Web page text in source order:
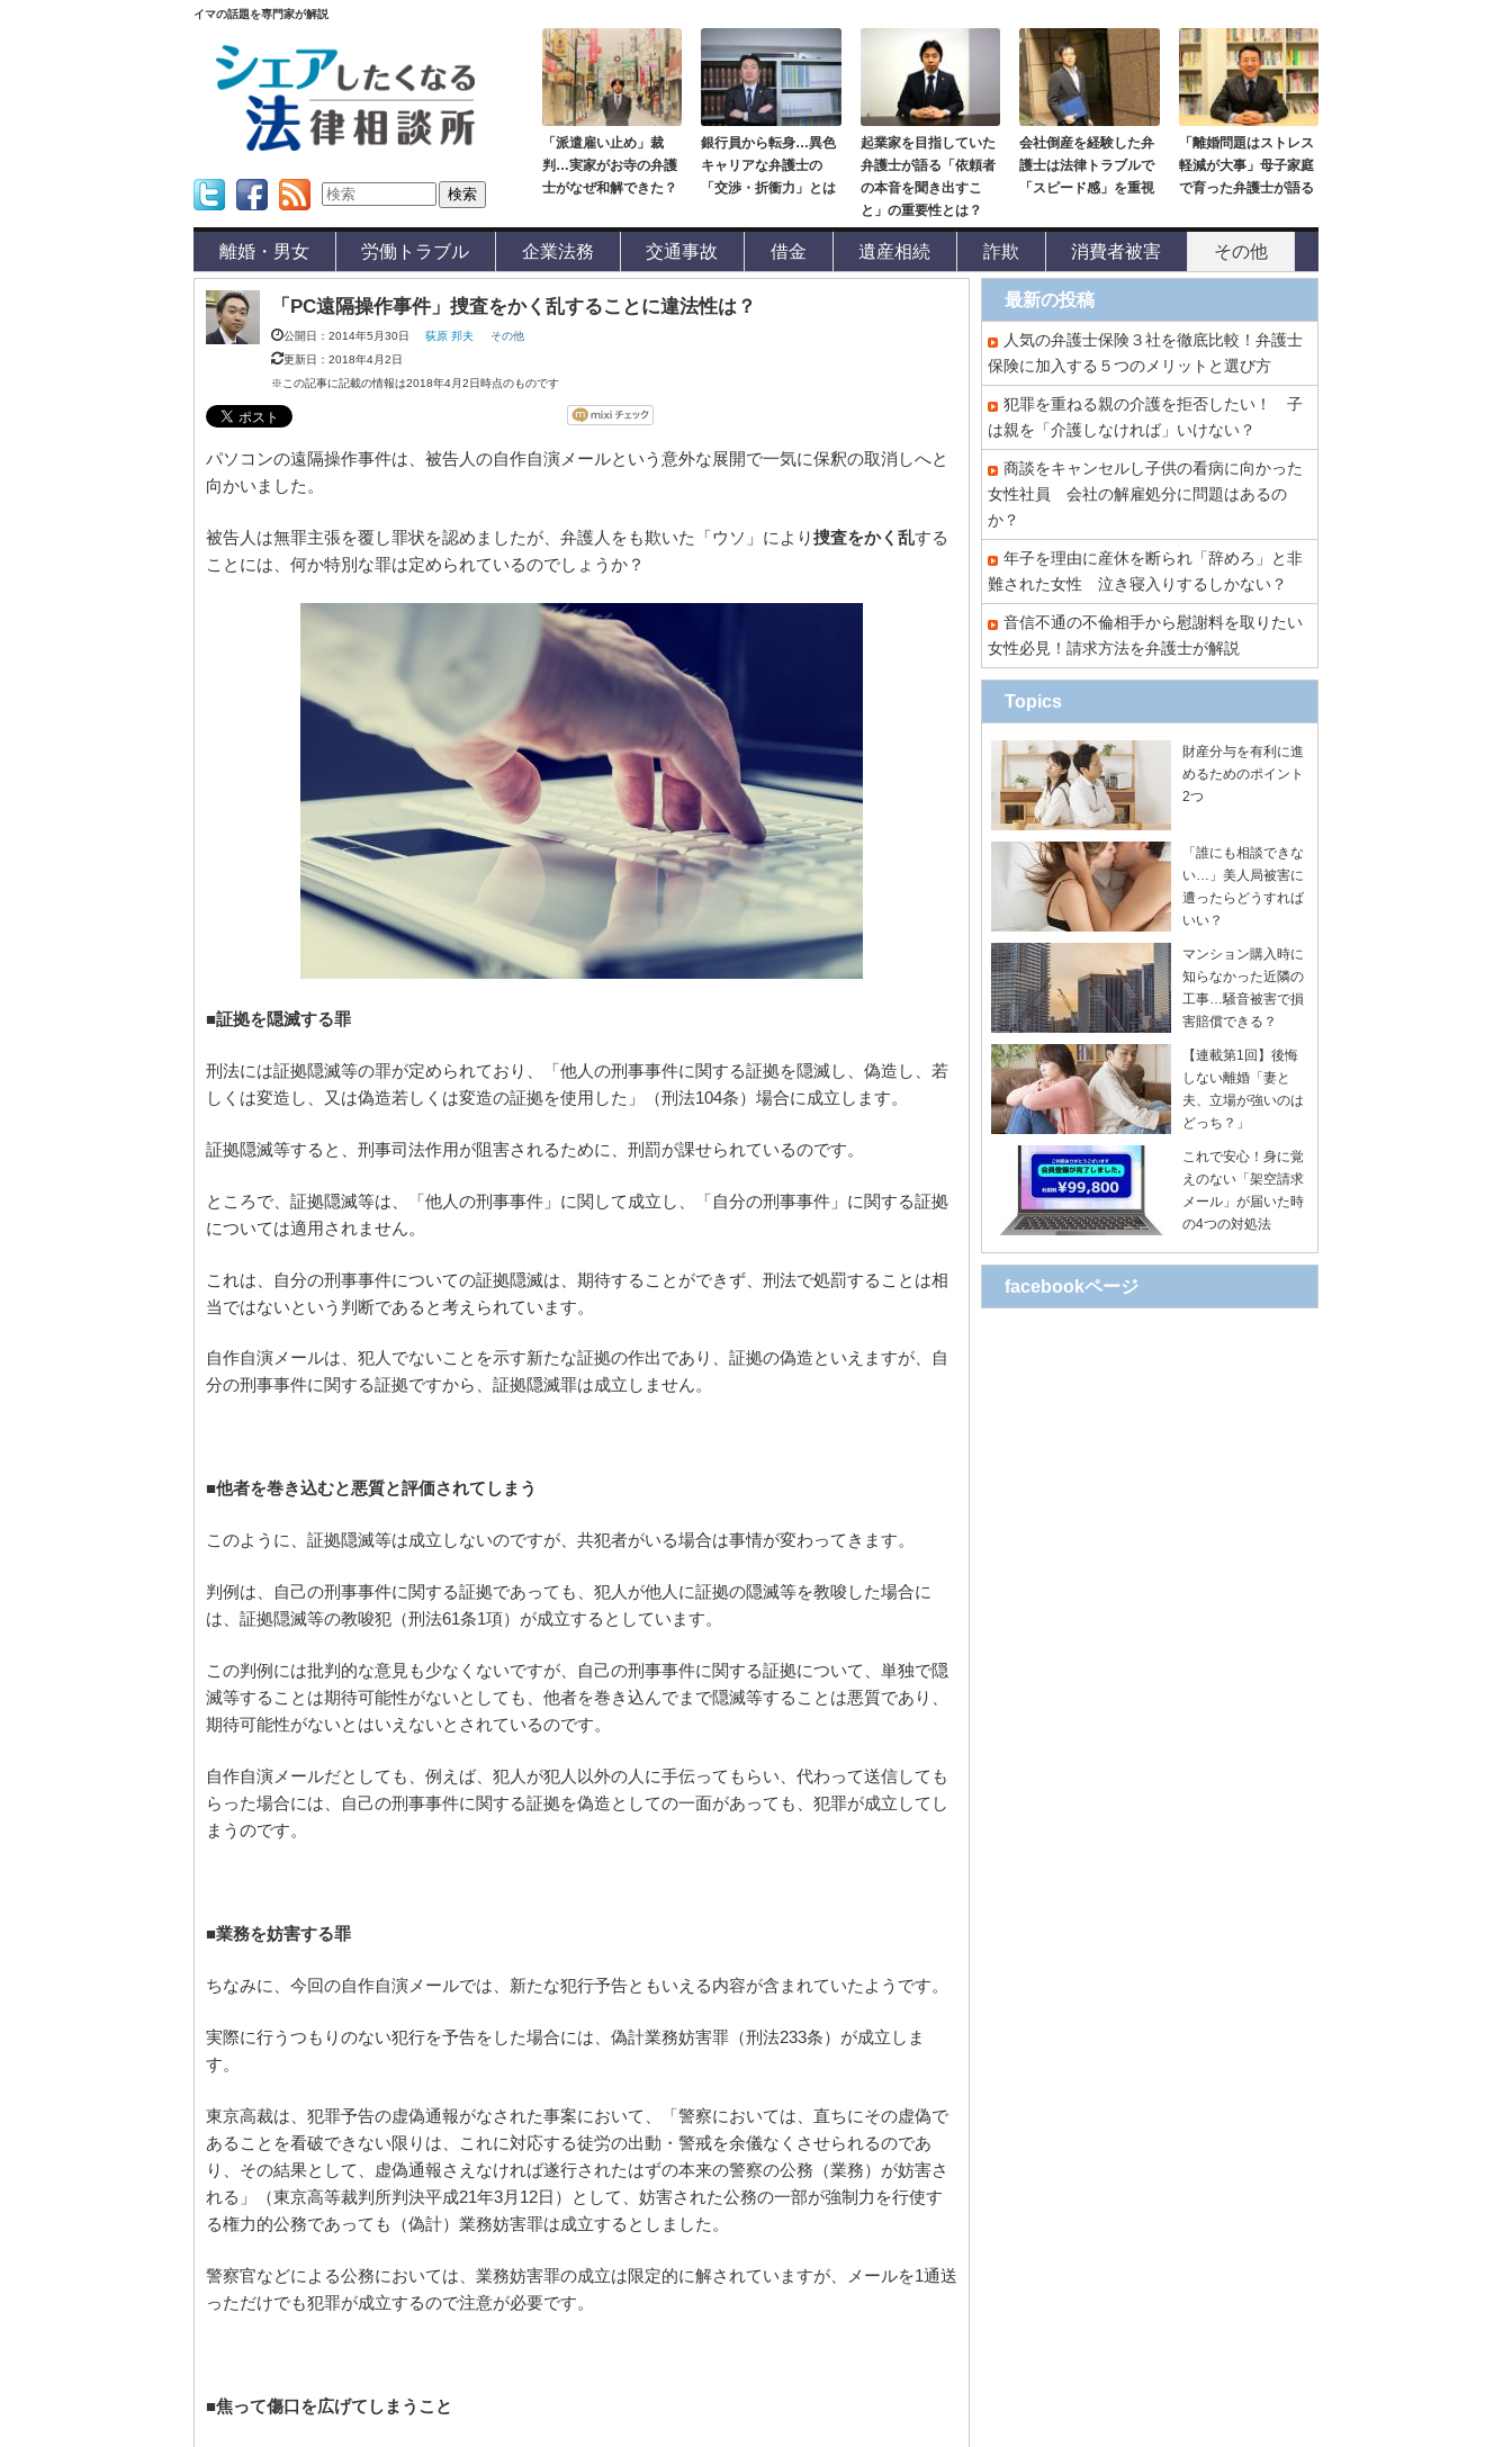
イマの話題を専門家が解説
「派遣雇い止め」裁
判…実家がお寺の弁護
士がなぜ和解できた？
銀行員から転身…異色
キャリアな弁護士の
「交渉・折衝力」とは
起業家を目指していた
弁護士が語る「依頼者
の本音を聞き出すこ
と」の重要性とは？
会社倒産を経験した弁
護士は法律トラブルで
「スピード感」を重視
「離婚問題はストレス
軽減が大事」母子家庭
で育った弁護士が語る
離婚・男女 労働トラブル 企業法務 交通事故 借金 遺産相続 詐欺 消費者被害 その他
「PC遠隔操作事件」捜査をかく乱することに違法性は？
公開日：2014年5月30日 荻原 邦夫
その他
更新日：2018年4月2日
※この記事に記載の情報は2018年4月2日時点のものです
パソコンの遠隔操作事件は、被告人の自作自演メールという意外な展開で一気に保釈の取消しへと
向かいました。
被告人は無罪主張を覆し罪状を認めましたが、弁護人をも欺いた「ウソ」により捜査をかく乱する
ことには、何か特別な罪は定められているのでしょうか？
■証拠を隠滅する罪
刑法には証拠隠滅等の罪が定められており、「他人の刑事事件に関する証拠を隠滅し、偽造し、若
しくは変造し、又は偽造若しくは変造の証拠を使用した」（刑法104条）場合に成立します。
証拠隠滅等すると、刑事司法作用が阻害されるために、刑罰が課せられているのです。
ところで、証拠隠滅等は、「他人の刑事事件」に関して成立し、「自分の刑事事件」に関する証拠
については適用されません。
これは、自分の刑事事件についての証拠隠滅は、期待することができず、刑法で処罰することは相
当ではないという判断であると考えられています。
自作自演メールは、犯人でないことを示す新たな証拠の作出であり、証拠の偽造といえますが、自
分の刑事事件に関する証拠ですから、証拠隠滅罪は成立しません。
■他者を巻き込むと悪質と評価されてしまう
このように、証拠隠滅等は成立しないのですが、共犯者がいる場合は事情が変わってきます。
判例は、自己の刑事事件に関する証拠であっても、犯人が他人に証拠の隠滅等を教唆した場合に
は、証拠隠滅等の教唆犯（刑法61条1項）が成立するとしています。
この判例には批判的な意見も少なくないですが、自己の刑事事件に関する証拠について、単独で隠
滅等することは期待可能性がないとしても、他者を巻き込んでまで隠滅等することは悪質であり、
期待可能性がないとはいえないとされているのです。
自作自演メールだとしても、例えば、犯人が犯人以外の人に手伝ってもらい、代わって送信しても
らった場合には、自己の刑事事件に関する証拠を偽造としての一面があっても、犯罪が成立してし
まうのです。
■業務を妨害する罪
ちなみに、今回の自作自演メールでは、新たな犯行予告ともいえる内容が含まれていたようです。
実際に行うつもりのない犯行を予告をした場合には、偽計業務妨害罪（刑法233条）が成立しま
す。
東京高裁は、犯罪予告の虚偽通報がなされた事案において、「警察においては、直ちにその虚偽で
あることを看破できない限りは、これに対応する徒労の出動・警戒を余儀なくさせられるのであ
り、その結果として、虚偽通報さえなければ遂行されたはずの本来の警察の公務（業務）が妨害さ
れる」（東京高等裁判所判決平成21年3月12日）として、妨害された公務の一部が強制力を行使す
る権力的公務であっても（偽計）業務妨害罪は成立するとしました。
警察官などによる公務においては、業務妨害罪の成立は限定的に解されていますが、メールを1通送
っただけでも犯罪が成立するので注意が必要です。
■焦って傷口を広げてしまうこと
最新の投稿
人気の弁護士保険３社を徹底比較！弁護士
保険に加入する５つのメリットと選び方
犯罪を重ねる親の介護を拒否したい！ 子
は親を「介護しなければ」いけない？
商談をキャンセルし子供の看病に向かった
女性社員 会社の解雇処分に問題はあるの
か？
年子を理由に産休を断られ「辞めろ」と非
難された女性 泣き寝入りするしかない？
音信不通の不倫相手から慰謝料を取りたい
女性必見！請求方法を弁護士が解説
Topics
財産分与を有利に進
めるためのポイント
2つ
「誰にも相談できな
い…」美人局被害に
遭ったらどうすれば
いい？
マンション購入時に
知らなかった近隣の
工事…騒音被害で損
害賠償できる？
【連載第1回】後悔
しない離婚「妻と
夫、立場が強いのは
どっち？」
これで安心！身に覚
えのない「架空請求
メール」が届いた時
の4つの対処法
facebookページ